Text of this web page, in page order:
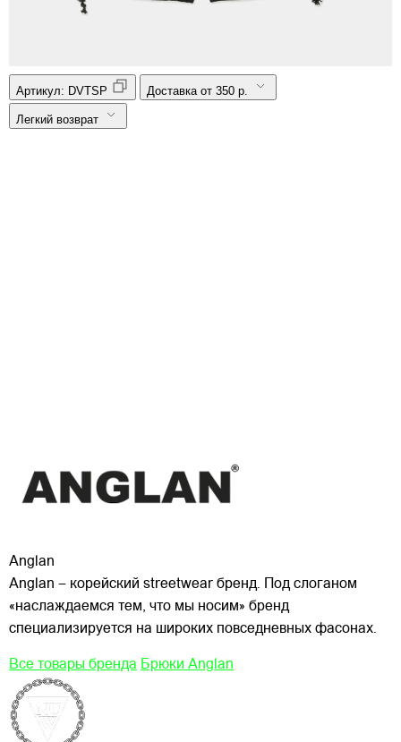
Артикул: DVTSP Доставка от 350 р.
Легкий возврат
Anglan
Anglan – корейский streetwear бренд. Под слоганом
«наслаждаемся тем, что мы носим» бренд
специализируется на широких повседневных фасонах.
Все товары бренда Брюки Anglan